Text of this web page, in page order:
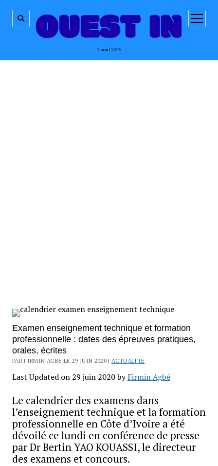
2 août 2026
ouvrir
menu
Examen enseignement technique et formation
professionnelle : dates des épreuves pratiques,
orales, écrites
PAR FIRMIN AGBÉ LE 29 JUIN 2020 | ACTUALITÉ
Last Updated on 29 juin 2020 byFirmin Agbé
Le calendrier des examens dans
l’enseignement technique et la formation
professionnelle en Côte d’Ivoire a été
dévoilé ce lundi en conférence de presse
par Dr Bertin YAO KOUASSI, le directeur
des examens et concours.